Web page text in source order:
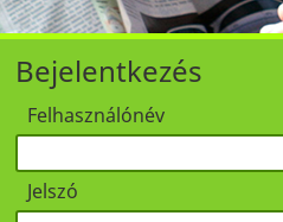
Bejelentkezés
Felhasználónév
Jelszó